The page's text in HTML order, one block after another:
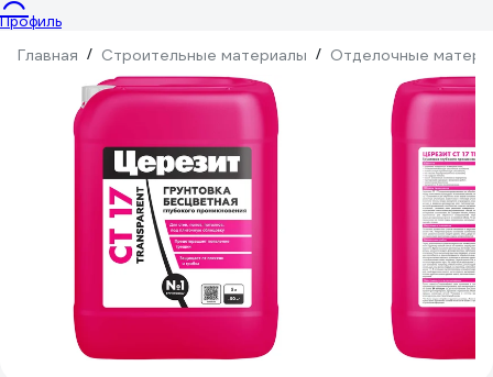
Профиль
Главная / Строительные материалы / Отделочные